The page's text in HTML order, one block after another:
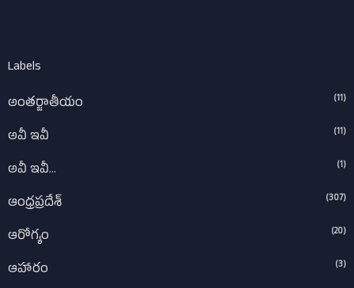
Labels
అంతర్జాతీయం
(11)
అవీ ఇవీ (11)
అవీ ఇవీ... (1)
ఆంధ్రప్రదేశ్‌ (307)
ఆరోగ్యం (20)
ఆహారం (3)